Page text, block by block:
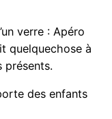
verre : Apéro
quelquechose à
présents.
des enfants